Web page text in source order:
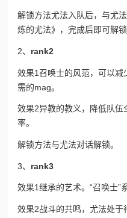
解锁方法尤法入队后，与尤
炼的尤法》，完成后即可解锁
2、 rank2
效果1召唤士的风范，可以减
需的mag。
效果2异教的教义，降低队伍
率。
解锁方法与尤法对话解锁。
3、 rank3
效果1继承的艺术。“召唤士”
效果2战斗的共鸣，尤法处